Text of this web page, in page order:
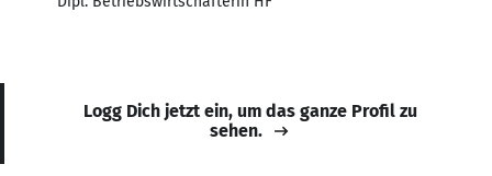
Logg Dich jetzt ein, um das ganze Profil zu
sehen.